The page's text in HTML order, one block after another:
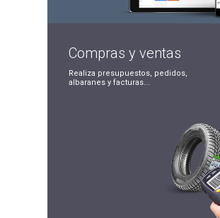
Comprasy ventas
Realiza presupuestos, pedidos,
albaranes y facturas...